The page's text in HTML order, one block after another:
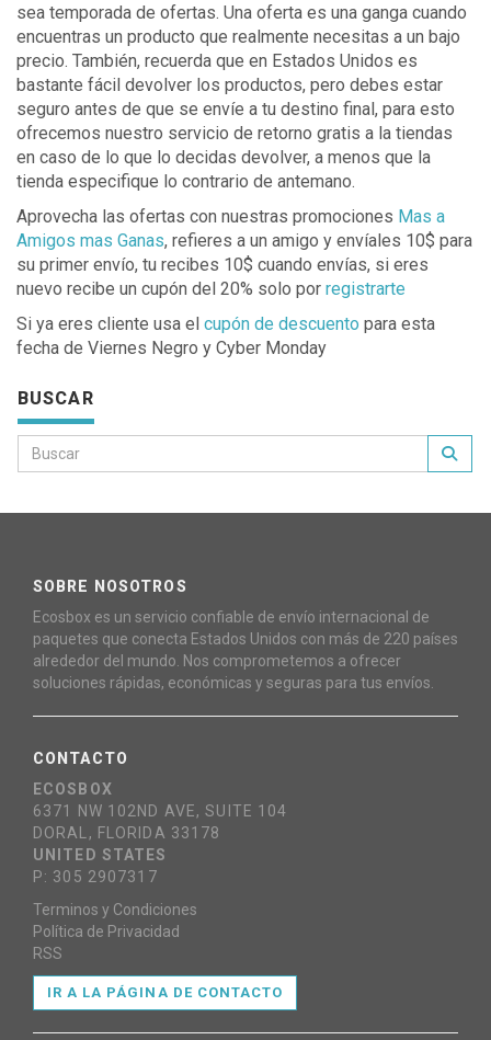
sea temporada de ofertas. Una oferta es una ganga cuando
encuentras un producto que realmente necesitas a un bajo
precio. También, recuerda que en Estados Unidos es
bastante fácil devolver los productos, pero debes estar
seguro antes de que se envíe a tu destino final, para esto
ofrecemos nuestro servicio de retorno gratis a la tiendas
en caso de lo que lo decidas devolver, a menos que la
tienda especifique lo contrario de antemano.
Aprovecha las ofertas con nuestras promociones Mas a
Amigos mas Ganas, refieres a un amigo y envíales 10$ para
su primer envío, tu recibes 10$ cuando envías, si eres
nuevo recibe un cupón del 20% solo por registrarte
Si ya eres cliente usa el cupón de descuento para esta
fecha de Viernes Negro y Cyber Monday
BUSCAR
SOBRE NOSOTROS
Ecosbox es un servicio confiable de envío internacional de
paquetes que conecta Estados Unidos con más de 220 países
alrededor del mundo. Nos comprometemos a ofrecer
soluciones rápidas, económicas y seguras para tus envíos.
CONTACTO
ECOSBOX
6371 NW 102ND AVE, SUITE 104
DORAL, FLORIDA 33178
UNITED STATES
P: 305 2907317
Terminos y Condiciones
Política de Privacidad
RSS
IR A LA PÁGINA DE CONTACTO